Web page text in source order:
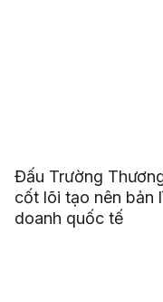
Đấu Trường
cốt lõi tạo nên bản
doanh quốc tế